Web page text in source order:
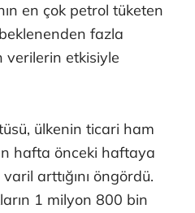
en çok petrol tüketen
fazla
verilerin etkisiyle
ülkenin ticari ham
hafta önceki haftaya
arttığını öngördü.
1 milyon 800 bin